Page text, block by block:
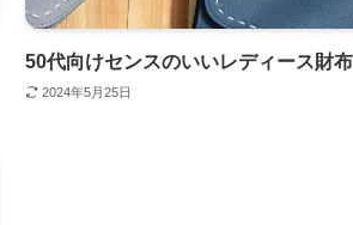
50代向けセンスのいいレディース財布
2024年5月25日